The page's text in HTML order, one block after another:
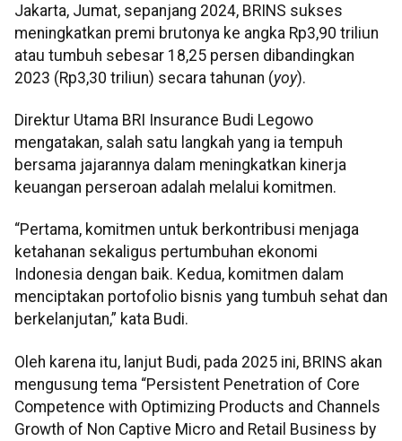
Jakarta, Jumat, sepanjang 2024, BRINS sukses
meningkatkan premi brutonya ke angka Rp3,90 triliun
atau tumbuh sebesar 18,25 persen dibandingkan
2023 (Rp3,30 triliun) secara tahunan (yoy).
Direktur Utama BRI Insurance Budi Legowo
mengatakan, salah satu langkah yang ia tempuh
bersama jajarannya dalam meningkatkan kinerja
keuangan perseroan adalah melalui komitmen.
“Pertama, komitmen untuk berkontribusi menjaga
ketahanan sekaligus pertumbuhan ekonomi
Indonesia dengan baik. Kedua, komitmen dalam
menciptakan portofolio bisnis yang tumbuh sehat dan
berkelanjutan,” kata Budi.
Oleh karena itu, lanjut Budi, pada 2025 ini, BRINS akan
mengusung tema “Persistent Penetration of Core
Competence with Optimizing Products and Channels
Growth of Non Captive Micro and Retail Business by